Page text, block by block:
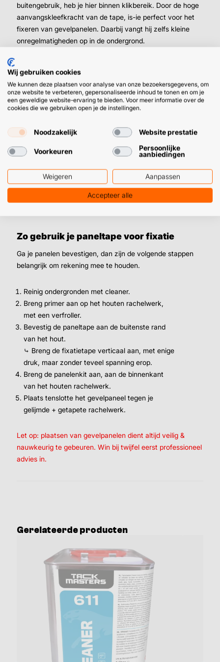
buitengebruik, heb je hier binnen klikbereik. Door de hoge
aanvangskleefkracht van de tape, is-ie perfect voor het
fixeren van gevelpanelen. Daarbij vangt hij zelfs kleine
onregelmatigheden op in de ondergrond.
Sterke, dubbelzijdige tape
Makkelijk aanbrengen
Hecht op de meeste ondergronden
Hoge dichtheid (29 kg/mtr³)
Bestand tegen hoge/lage temperaturen en UV
Voor binnen- en buitengebruik
➜Favoriete keuze van de vakman, voor het fixeren van
gevelpanelen terwijl de kit goed droogt.
Zo gebruik je paneltape voor fixatie
Ga je panelen bevestigen, dan zijn de volgende stappen
belangrijk om rekening mee te houden.
Reinig ondergronden met cleaner.
Breng primer aan op het houten rachelwerk,
met een verfroller.
Bevestig de paneltape aan de buitenste rand
van het hout.
⤷ Breng de fixatietape verticaal aan, met enige
druk, maar zonder teveel spanning erop.
Breng de panelenkit aan, aan de binnenkant
van het houten rachelwerk.
Plaats tenslotte het gevelpaneel tegen je
gelijmde + getapete rachelwerk.
Let op: plaatsen van gevelpanelen dient altijd veilig &
nauwkeurig te gebeuren. Win bij twijfel eerst professioneel
advies in.
Gerelateerde producten
Wij gebruiken cookies
We kunnen deze plaatsen voor analyse van onze bezoekersgegevens, om
onze website te verbeteren, gepersonaliseerde inhoud te tonen en om je
een geweldige website-ervaring te bieden. Voor meer informatie over de
cookies die we gebruiken open je de instellingen.
Noodzakelijk Website prestatie
Voorkeuren
Persoonlijke
aanbiedingen
Weigeren Aanpassen
Accepteer alle